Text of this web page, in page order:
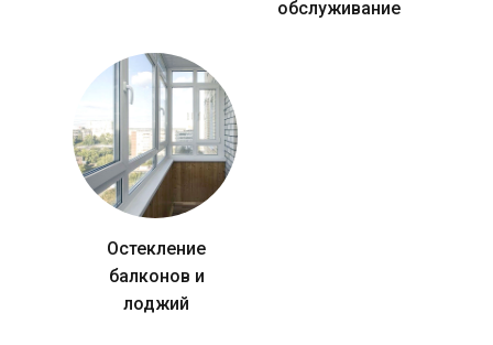
обслуживание
Остекление
балконов и
лоджий